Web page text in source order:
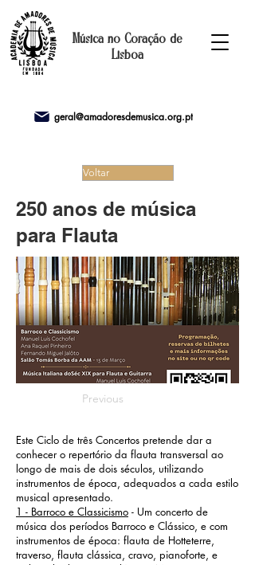
Música no Coração de
Lisboa
geral@amadoresdemusica.org.pt
Voltar
250 anos de música
para Flauta
Previous
Este Ciclo de três Concertos pretende dar a
conhecer o repertório da flauta transversal ao
longo de mais de dois séculos, utilizando
instrumentos de época, adequados a cada estilo
musical apresentado.
1 - Barroco e Classicismo - Um concerto de
música dos períodos Barroco e Clássico, e com
instrumentos de época: flauta de Hotteterre,
traverso, flauta clássica, cravo, pianoforte, e